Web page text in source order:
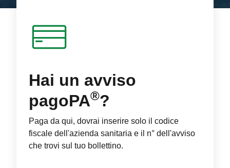
Hai un avviso
pagoPA®?
Paga da qui, dovrai inserire solo il codice
fiscale dell'azienda sanitaria e il n° dell'avviso
che trovi sul tuo bollettino.